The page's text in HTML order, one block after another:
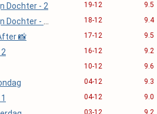
Dochter - 2 19-12 9.5
18-12 9.4
📸 17-12 9.5
16-12 9.2
10-12 9.6
04-12 9.3
04-12 9.0
03-12 9.2